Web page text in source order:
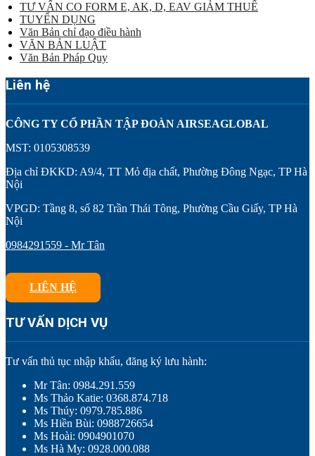
TƯ VẤN CO FORM E, AK, D, EAV GIẢM THUẾ
TUYỂN DỤNG
Văn Bản chỉ đạo điều hành
VĂN BẢN LUẬT
Văn Bản Pháp Quy
Liên hệ
CÔNG TY CỔ PHẦN TẬP ĐOÀN AIRSEAGLOBAL
MST: 0105308539
Địa chỉ ĐKKD: A9/4, TT Mỏ địa chất, Phường Đông Ngạc, TP Hà
Nội
VPGD: Tầng 8, số 82 Trần Thái Tông, Phường Cầu Giấy, TP Hà
Nội
0984291559 - Mr Tân
LIÊN HỆ
TƯ VẤN DỊCH VỤ
Tư vấn thủ tục nhập khẩu, đăng ký lưu hành:
Mr Tân: 0984.291.559
Ms Thảo Katie: 0368.874.718
Ms Thúy: 0979.785.886
Ms Hiền Bùi: 0988726654
Ms Hoài: 0904901070
Ms Hà My: 0928.000.088